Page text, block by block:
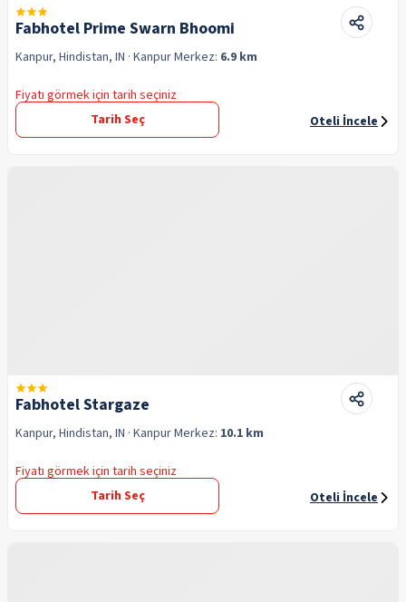
Fabhotel Prime Swarn Bhoomi
Kanpur, Hindistan, IN · KanpurMerkez: 6.9 km
Fiyatı görmek için tarih seçiniz
Tarih Seç
Oteli İncele
Fabhotel Stargaze
Kanpur, Hindistan, IN · KanpurMerkez: 10.1 km
Fiyatı görmek için tarih seçiniz
Tarih Seç
Oteli İncele